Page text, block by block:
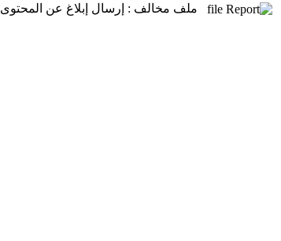
ملف مخالف : إرسال إبلاغ عن المحتوى